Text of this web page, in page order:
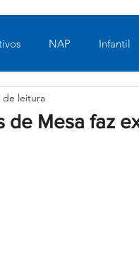
NAP Infantil
Integral
de Mesa faz
de leitura